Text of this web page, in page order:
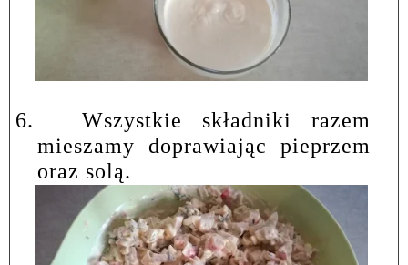
6.
Wszystkie składniki razem
mieszamy doprawiając pieprzem
oraz solą.